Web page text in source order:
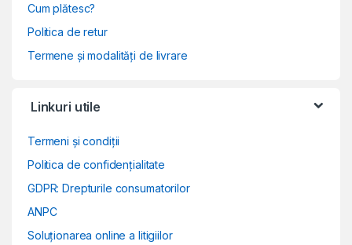
Cum plătesc?
Politica de retur
Termene și modalități de livrare
Linkuri utile
Termeni și condiții
Politica de confidențialitate
GDPR: Drepturile consumatorilor
ANPC
Soluționarea online a litigiilor